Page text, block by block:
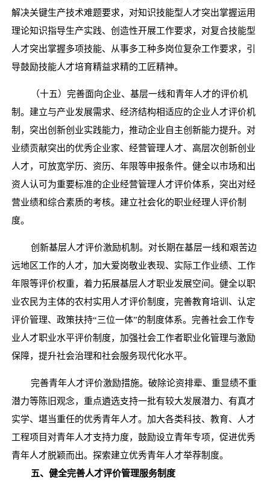
解决关键生产技术难题要求，对知识技能型人才突出掌握运用
理论知识指导生产实践、创造性开展工作要求，对复合技能型
人才突出掌握多项技能、从事多工种多岗位复杂工作要求，引
导鼓励技能人才培育精益求精的工匠精神。
（十五）完善面向企业、基层一线和青年人才的评价机
制。建立与产业发展需求、经济结构相适应的企业人才评价机
制，突出创新创业实践能力，推动企业自主创新能力提升。对
业绩贡献突出的优秀企业家、经营管理人才、高层次创新创业
人才，可放宽学历、资历、年限等申报条件。健全以市场和出
资人认可为重要标准的企业经营管理人才评价体系，突出对经
营业绩和综合素质的考核。建立社会化的职业经理人评价制
度。
创新基层人才评价激励机制。对长期在基层一线和艰苦边
远地区工作的人才，加大爱岗敬业表现、实际工作业绩、工作
年限等评价权重，着力拓展基层人才职业发展空间。健全以职
业农民为主体的农村实用人才评价制度，完善教育培训、认定
评价管理、政策扶持“三位一体”的制度体系。完善社会工作专
业人才职业水平评价制度，加强社会工作者职业化管理与激励
保障，提升社会治理和社会服务现代化水平。
完善青年人才评价激励措施。破除论资排辈、重显绩不重
潜力等陈旧观念，重点遴选支持一批有较大发展潜力、有真才
实学、堪当重任的优秀青年人才。加大各类科技、教育、人才
工程项目对青年人才支持力度，鼓励设立青年专项，促进优秀
青年人才脱颖而出。探索建立优秀青年人才举荐制度。
五、健全完善人才评价管理服务制度